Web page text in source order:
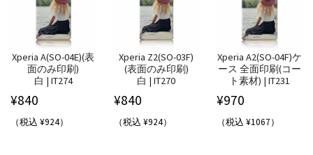
Xperia A(SO-04E)(表
面のみ印刷)
白 | IT274
¥840
（税込 ¥924）
Xperia Z2(SO-03F)
(表面のみ印刷)
白 | IT270
¥840
（税込 ¥924）
Xperia A2(SO-04F)ケ
ース 全面印刷(コー
ト素材) | IT231
¥970
（税込 ¥1067）